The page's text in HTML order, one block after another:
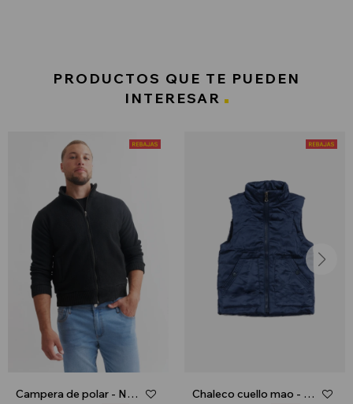
PRODUCTOS QUE TE PUEDEN
INTERESAR
Campera de polar - Negro
Chaleco cuello mao - Azul